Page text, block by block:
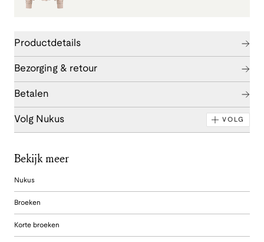
Productdetails
Bezorging & retour
Betalen
Volg Nukus VOLG
Bekijk meer
Nukus
Broeken
Korte broeken